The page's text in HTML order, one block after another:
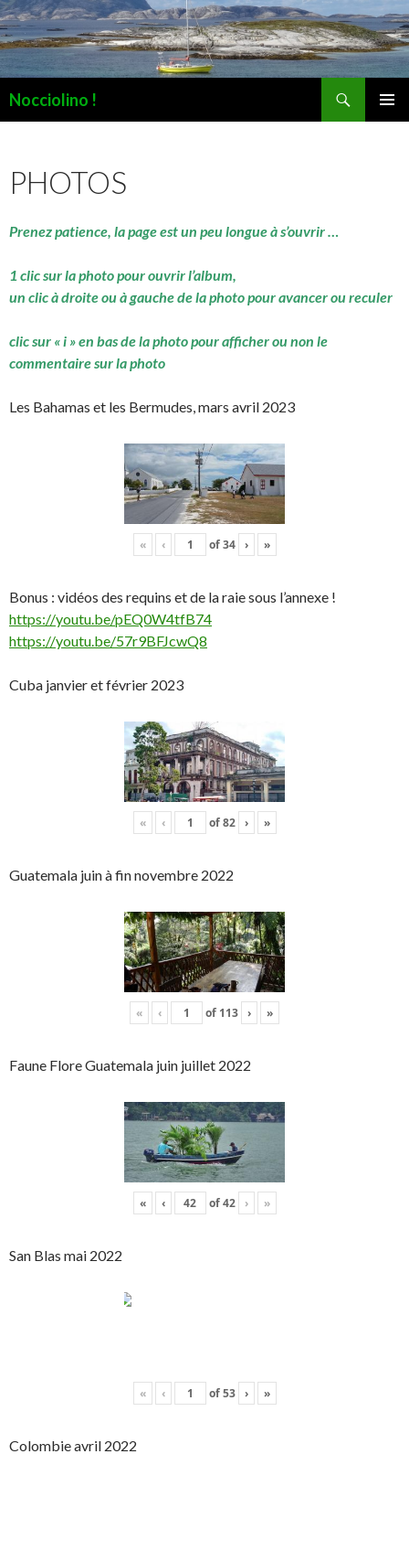
Nocciolino !
PHOTOS
Prenez patience, la page est un peu longue à s’ouvrir …
1 clic sur la photo pour ouvrir l’album,
un clic à droite ou à gauche de la photo pour avancer ou reculer
clic sur « i » en bas de la photo pour afficher ou non le
commentaire sur la photo
Les Bahamas et les Bermudes, mars avril 2023
« ‹ of34 › »
Bonus : vidéos des requins et de la raie sous l’annexe !
https://youtu.be/pEQ0W4tfB74
https://youtu.be/57r9BFJcwQ8
Cuba janvier et février 2023
« ‹ of82 › »
Guatemala juin à fin novembre 2022
« ‹ of 113 › »
Faune Flore Guatemala juin juillet 2022
« ‹ of42 › »
San Blas mai 2022
« ‹ of53 › »
Colombie avril 2022